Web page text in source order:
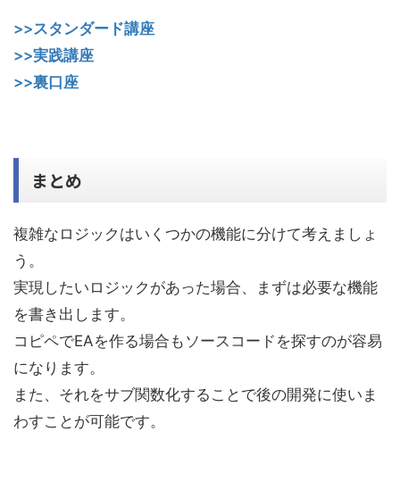
>>スタンダード講座
>>実践講座
>>裏口座
まとめ
複雑なロジックはいくつかの機能に分けて考えましょ
う。
実現したいロジックがあった場合、まずは必要な機能
を書き出します。
コピペでEAを作る場合もソースコードを探すのが容易
になります。
また、それをサブ関数化することで後の開発に使いま
わすことが可能です。